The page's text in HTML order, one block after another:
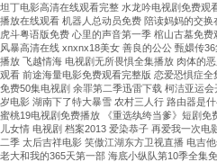
坦丁电影高清在线观看完整 水龙吟电视剧免费观
播放在线观看 机器人总动员免费 陪读妈妈的交
虎斗粤语版免费 心里的声音第一季 棺山古墓免
风暴高清在线 xnxnx18美女 善良的公公 甄嬛传
播放 飞越情海 电视剧无所畏惧全集播放 肉体的
观看 前途海量电影免费观看完整版 恋爱恐惧症
免费50集电视剧 余罪第二季迅雷下载 柯洁亚运
岁电影 湖南下了特大暴雪 农村三人行 路由器是
蜜桃19电视剧免费播放 《重选纨绔当爹》短剧免
儿女情 电视剧 档案2013 爱染恭子 再爱我一次
二季 太后吉祥电影 笑傲江湖东方卫视直播 电吉
老大和我的365天第一部 海底小纵队第10季全集